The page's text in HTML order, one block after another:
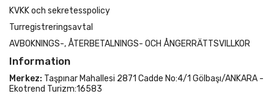
KVKK och sekretesspolicy
Turregistreringsavtal
AVBOKNINGS-, ÅTERBETALNINGS- OCH ÅNGERRÄTTSVILLKOR
Information
Merkez: Taşpınar Mahallesi 2871 Cadde No:4/1 Gölbaşı/ANKARA -
Ekotrend Turizm:16583